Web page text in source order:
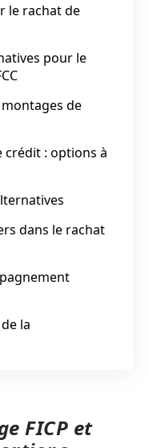
le rachat de
pour le
de
crédit : options à
dans le rachat
la
FICP et